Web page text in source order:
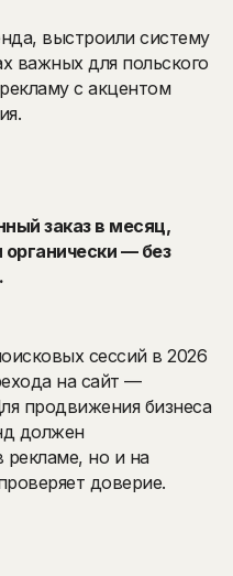
выстроили систему
важных для польского
с акцентом
заказ в месяц,
— без
сессий в 2026
на сайт —
продвижения бизнеса
должен
рекламе, но и на
доверие.